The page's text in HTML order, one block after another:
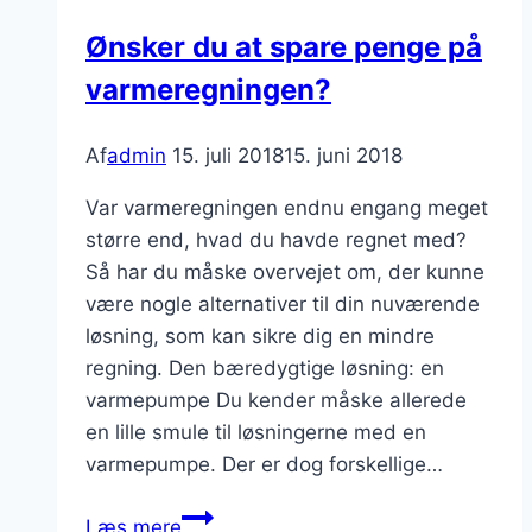
Ønsker du at spare penge på
varmeregningen?
Afadmin 15. juli 201815. juni 2018
Var varmeregningen endnu engang meget
større end, hvad du havde regnet med?
Så har du måske overvejet om, der kunne
være nogle alternativer til din nuværende
løsning, som kan sikre dig en mindre
regning. Den bæredygtige løsning: en
varmepumpe Du kender måske allerede
en lille smule til løsningerne med en
varmepumpe. Der er dog forskellige…
Ønsker